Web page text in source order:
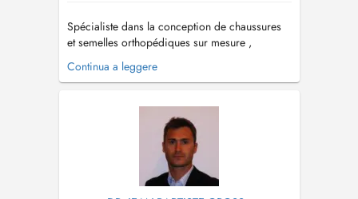
Spécialiste dans la conception de chaussures
et semelles orthopédiques sur mesure ,
j'accompagne mes patients dans la correction
des troubles de la marche et le soulagement
( orthèse en silicone pour les orteils ) Mon
objectif et d'allier le confo...
Continua a leggere